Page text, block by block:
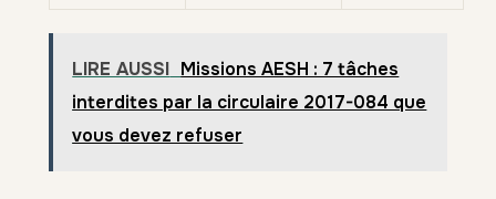
LIRE AUSSI Missions AESH : 7 tâches
interdites par la circulaire 2017-084 que
vous devez refuser